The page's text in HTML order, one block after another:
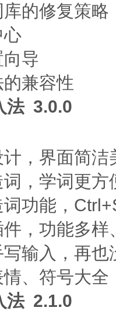
的修复策略
导
兼容性
3.0.0
，界面简洁
，学词更方
能，
，功能多样
入，再也
符号大全
2.1.0